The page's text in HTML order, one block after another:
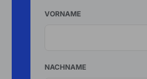
VORNAME
NACHNAME